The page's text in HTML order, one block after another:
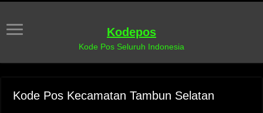
Kodepos
Kode Pos Seluruh Indonesia
Kode Pos Kecamatan Tambun Selatan